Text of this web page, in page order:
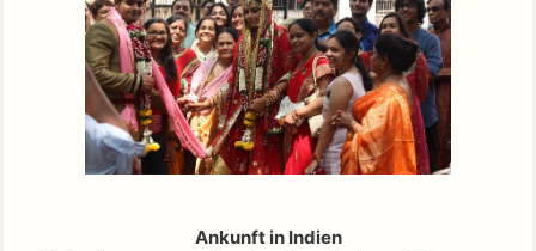
Ankunft in Indien